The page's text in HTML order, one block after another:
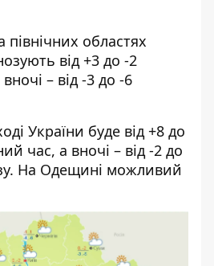
областях
від +3 до -2
– від -3 до -6
України буде від +8 до
час, а вночі – від -2 до
На Одещині можливий